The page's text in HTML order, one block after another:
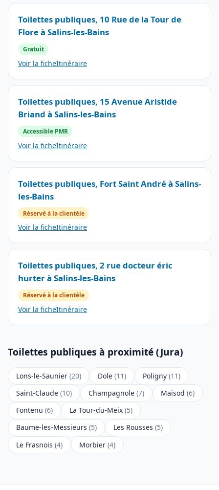
Toilettes publiques, 10 Rue de la Tour de
Flore à Salins-les-Bains
Gratuit
Voir la ficheItinéraire
Toilettes publiques, 15 Avenue Aristide
Briand à Salins-les-Bains
Accessible PMR
Voir la ficheItinéraire
Toilettes publiques, Fort Saint André à Salins-
les-Bains
Réservé à la clientèle
Voir la ficheItinéraire
Toilettes publiques, 2 rue docteur éric
hurter à Salins-les-Bains
Réservé à la clientèle
Voir la ficheItinéraire
Toilettes publiques à proximité (Jura)
Lons-le-Saunier (20) Dole (11) Poligny (11)
Saint-Claude (10) Champagnole (7) Maisod (6)
Fontenu (6) La Tour-du-Meix (5)
Baume-les-Messieurs (5) Les Rousses (5)
Le Frasnois (4) Morbier (4)